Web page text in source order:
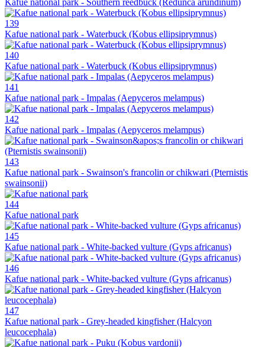
139
Kafue national park - Waterbuck (Kobus ellipsiprymnus)
140
Kafue national park - Waterbuck (Kobus ellipsiprymnus)
141
Kafue national park - Impalas (Aepyceros melampus)
142
Kafue national park - Impalas (Aepyceros melampus)
143
Kafue national park - Swainson's francolin or chikwari (Pternistis
swainsonii)
144
Kafue national park
145
Kafue national park - White-backed vulture (Gyps africanus)
146
Kafue national park - White-backed vulture (Gyps africanus)
147
Kafue national park - Grey-headed kingfisher (Halcyon
leucocephala)